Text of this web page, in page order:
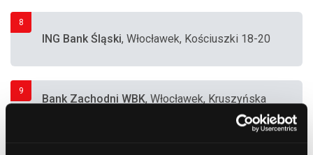
8
ING Bank Śląski, Włocławek, Kościuszki 18-20
9
Bank Zachodni WBK, Włocławek, Kruszyńska